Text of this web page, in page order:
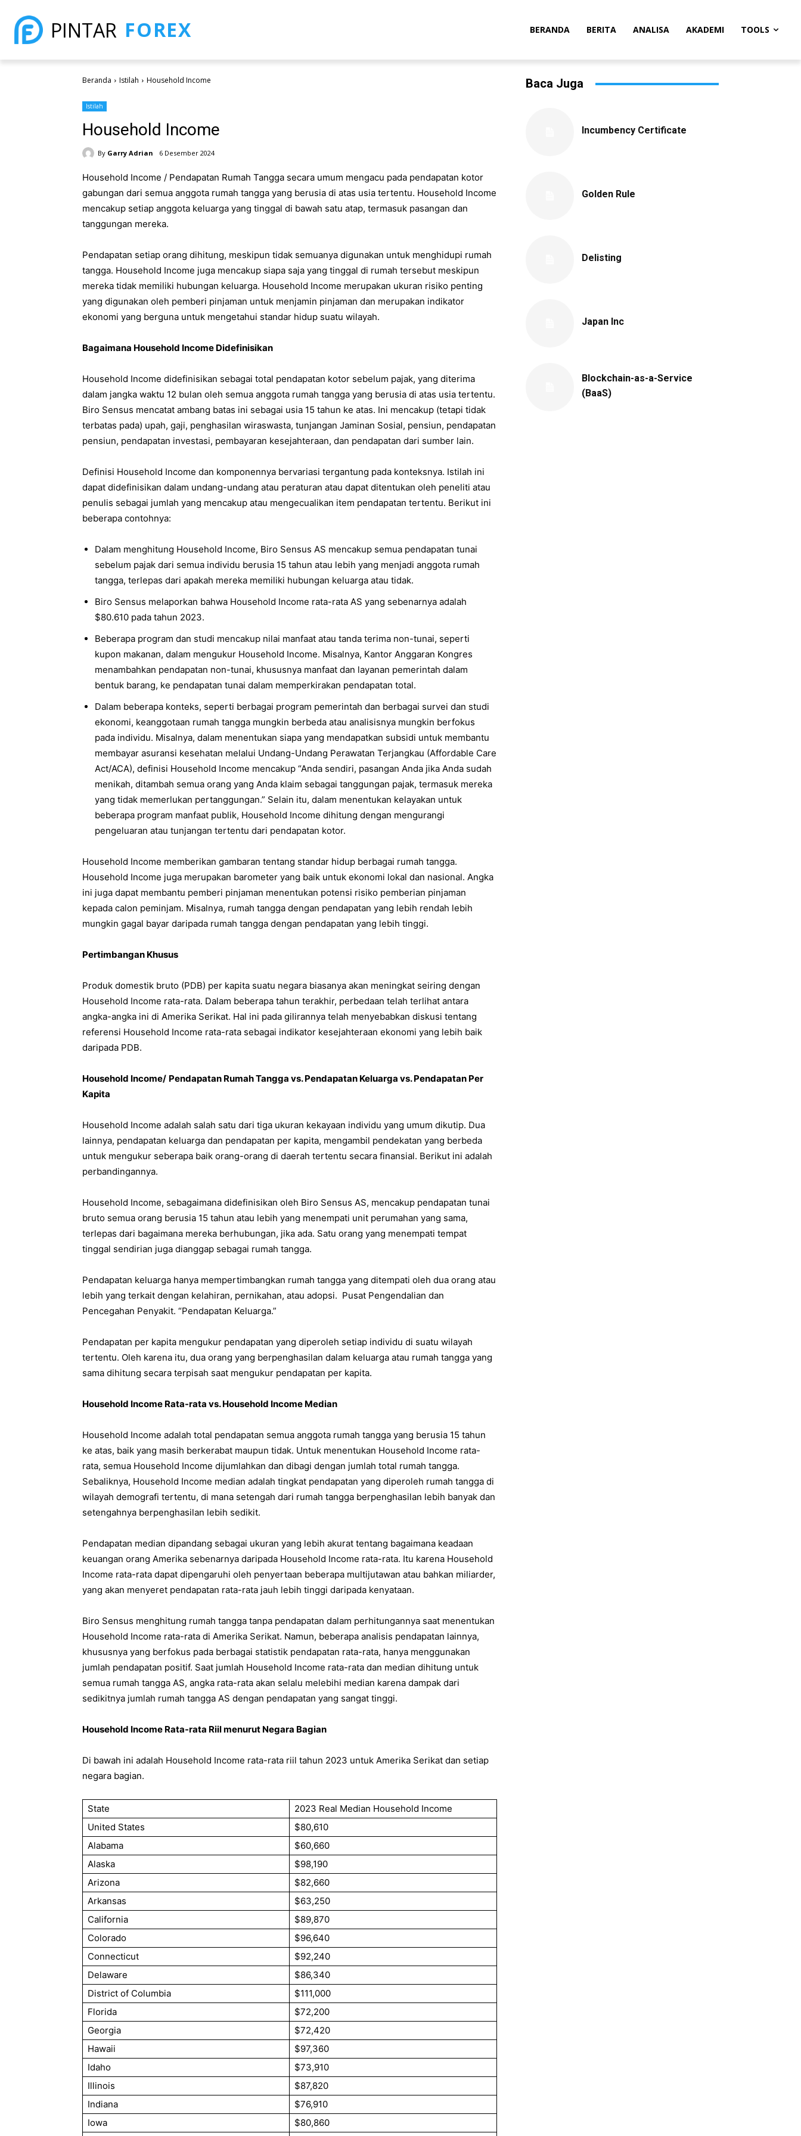
PINTAR FOREX BERANDA BERITA ANALISA AKADEMI TOOLS
Beranda Istilah Household Income
Istilah
Household Income
By Garry Adrian 6 Desember 2024
Household Income / Pendapatan Rumah Tangga secara umum mengacu pada pendapatan kotor
gabungan dari semua anggota rumah tangga yang berusia di atas usia tertentu. Household Income
mencakup setiap anggota keluarga yang tinggal di bawah satu atap, termasuk pasangan dan
tanggungan mereka.
Pendapatan setiap orang dihitung, meskipun tidak semuanya digunakan untuk menghidupi rumah
tangga. Household Income juga mencakup siapa saja yang tinggal di rumah tersebut meskipun
mereka tidak memiliki hubungan keluarga. Household Income merupakan ukuran risiko penting
yang digunakan oleh pemberi pinjaman untuk menjamin pinjaman dan merupakan indikator
ekonomi yang berguna untuk mengetahui standar hidup suatu wilayah.
Bagaimana Household Income Didefinisikan
Household Income didefinisikan sebagai total pendapatan kotor sebelum pajak, yang diterima
dalam jangka waktu 12 bulan oleh semua anggota rumah tangga yang berusia di atas usia tertentu.
Biro Sensus mencatat ambang batas ini sebagai usia 15 tahun ke atas. Ini mencakup (tetapi tidak
terbatas pada) upah, gaji, penghasilan wiraswasta, tunjangan Jaminan Sosial, pensiun, pendapatan
pensiun, pendapatan investasi, pembayaran kesejahteraan, dan pendapatan dari sumber lain.
Definisi Household Income dan komponennya bervariasi tergantung pada konteksnya. Istilah ini
dapat didefinisikan dalam undang-undang atau peraturan atau dapat ditentukan oleh peneliti atau
penulis sebagai jumlah yang mencakup atau mengecualikan item pendapatan tertentu. Berikut ini
beberapa contohnya:
Dalam menghitung Household Income, Biro Sensus AS mencakup semua pendapatan tunai
sebelum pajak dari semua individu berusia 15 tahun atau lebih yang menjadi anggota rumah
tangga, terlepas dari apakah mereka memiliki hubungan keluarga atau tidak.
Biro Sensus melaporkan bahwa Household Income rata-rata AS yang sebenarnya adalah
$80.610 pada tahun 2023.
Beberapa program dan studi mencakup nilai manfaat atau tanda terima non-tunai, seperti
kupon makanan, dalam mengukur Household Income. Misalnya, Kantor Anggaran Kongres
menambahkan pendapatan non-tunai, khususnya manfaat dan layanan pemerintah dalam
bentuk barang, ke pendapatan tunai dalam memperkirakan pendapatan total.
Dalam beberapa konteks, seperti berbagai program pemerintah dan berbagai survei dan studi
ekonomi, keanggotaan rumah tangga mungkin berbeda atau analisisnya mungkin berfokus
pada individu. Misalnya, dalam menentukan siapa yang mendapatkan subsidi untuk membantu
membayar asuransi kesehatan melalui Undang-Undang Perawatan Terjangkau (Affordable Care
Act/ACA), definisi Household Income mencakup “Anda sendiri, pasangan Anda jika Anda sudah
menikah, ditambah semua orang yang Anda klaim sebagai tanggungan pajak, termasuk mereka
yang tidak memerlukan pertanggungan.” Selain itu, dalam menentukan kelayakan untuk
beberapa program manfaat publik, Household Income dihitung dengan mengurangi
pengeluaran atau tunjangan tertentu dari pendapatan kotor.
Household Income memberikan gambaran tentang standar hidup berbagai rumah tangga.
Household Income juga merupakan barometer yang baik untuk ekonomi lokal dan nasional. Angka
ini juga dapat membantu pemberi pinjaman menentukan potensi risiko pemberian pinjaman
kepada calon peminjam. Misalnya, rumah tangga dengan pendapatan yang lebih rendah lebih
mungkin gagal bayar daripada rumah tangga dengan pendapatan yang lebih tinggi.
Pertimbangan Khusus
Produk domestik bruto (PDB) per kapita suatu negara biasanya akan meningkat seiring dengan
Household Income rata-rata. Dalam beberapa tahun terakhir, perbedaan telah terlihat antara
angka-angka ini di Amerika Serikat. Hal ini pada gilirannya telah menyebabkan diskusi tentang
referensi Household Income rata-rata sebagai indikator kesejahteraan ekonomi yang lebih baik
daripada PDB.
Household Income/ Pendapatan Rumah Tangga vs. Pendapatan Keluarga vs. Pendapatan Per
Kapita
Household Income adalah salah satu dari tiga ukuran kekayaan individu yang umum dikutip. Dua
lainnya, pendapatan keluarga dan pendapatan per kapita, mengambil pendekatan yang berbeda
untuk mengukur seberapa baik orang-orang di daerah tertentu secara finansial. Berikut ini adalah
perbandingannya.
Household Income, sebagaimana didefinisikan oleh Biro Sensus AS, mencakup pendapatan tunai
bruto semua orang berusia 15 tahun atau lebih yang menempati unit perumahan yang sama,
terlepas dari bagaimana mereka berhubungan, jika ada. Satu orang yang menempati tempat
tinggal sendirian juga dianggap sebagai rumah tangga.
Pendapatan keluarga hanya mempertimbangkan rumah tangga yang ditempati oleh dua orang atau
lebih yang terkait dengan kelahiran, pernikahan, atau adopsi. Pusat Pengendalian dan
Pencegahan Penyakit. “Pendapatan Keluarga.”
Pendapatan per kapita mengukur pendapatan yang diperoleh setiap individu di suatu wilayah
tertentu. Oleh karena itu, dua orang yang berpenghasilan dalam keluarga atau rumah tangga yang
sama dihitung secara terpisah saat mengukur pendapatan per kapita.
Household Income Rata-rata vs. Household Income Median
Household Income adalah total pendapatan semua anggota rumah tangga yang berusia 15 tahun
ke atas, baik yang masih berkerabat maupun tidak. Untuk menentukan Household Income rata-
rata, semua Household Income dijumlahkan dan dibagi dengan jumlah total rumah tangga.
Sebaliknya, Household Income median adalah tingkat pendapatan yang diperoleh rumah tangga di
wilayah demografi tertentu, di mana setengah dari rumah tangga berpenghasilan lebih banyak dan
setengahnya berpenghasilan lebih sedikit.
Pendapatan median dipandang sebagai ukuran yang lebih akurat tentang bagaimana keadaan
keuangan orang Amerika sebenarnya daripada Household Income rata-rata. Itu karena Household
Income rata-rata dapat dipengaruhi oleh penyertaan beberapa multijutawan atau bahkan miliarder,
yang akan menyeret pendapatan rata-rata jauh lebih tinggi daripada kenyataan.
Biro Sensus menghitung rumah tangga tanpa pendapatan dalam perhitungannya saat menentukan
Household Income rata-rata di Amerika Serikat. Namun, beberapa analisis pendapatan lainnya,
khususnya yang berfokus pada berbagai statistik pendapatan rata-rata, hanya menggunakan
jumlah pendapatan positif. Saat jumlah Household Income rata-rata dan median dihitung untuk
semua rumah tangga AS, angka rata-rata akan selalu melebihi median karena dampak dari
sedikitnya jumlah rumah tangga AS dengan pendapatan yang sangat tinggi.
Household Income Rata-rata Riil menurut Negara Bagian
Di bawah ini adalah Household Income rata-rata riil tahun 2023 untuk Amerika Serikat dan setiap
negara bagian.
State
2023 Real Median Household Income
United States
$80,610
Alabama
$60,660
Alaska
$98,190
Arizona
$82,660
Arkansas
$63,250
California
$89,870
Colorado
$96,640
Connecticut
$92,240
Delaware
$86,340
District of Columbia
$111,000
Florida
$72,200
Georgia
$72,420
Hawaii
$97,360
Idaho
$73,910
Illinois
$87,820
Indiana
$76,910
Iowa
$80,860
Baca Juga
Incumbency Certificate
Golden Rule
Delisting
Japan Inc
Blockchain-as-a-Service
(BaaS)